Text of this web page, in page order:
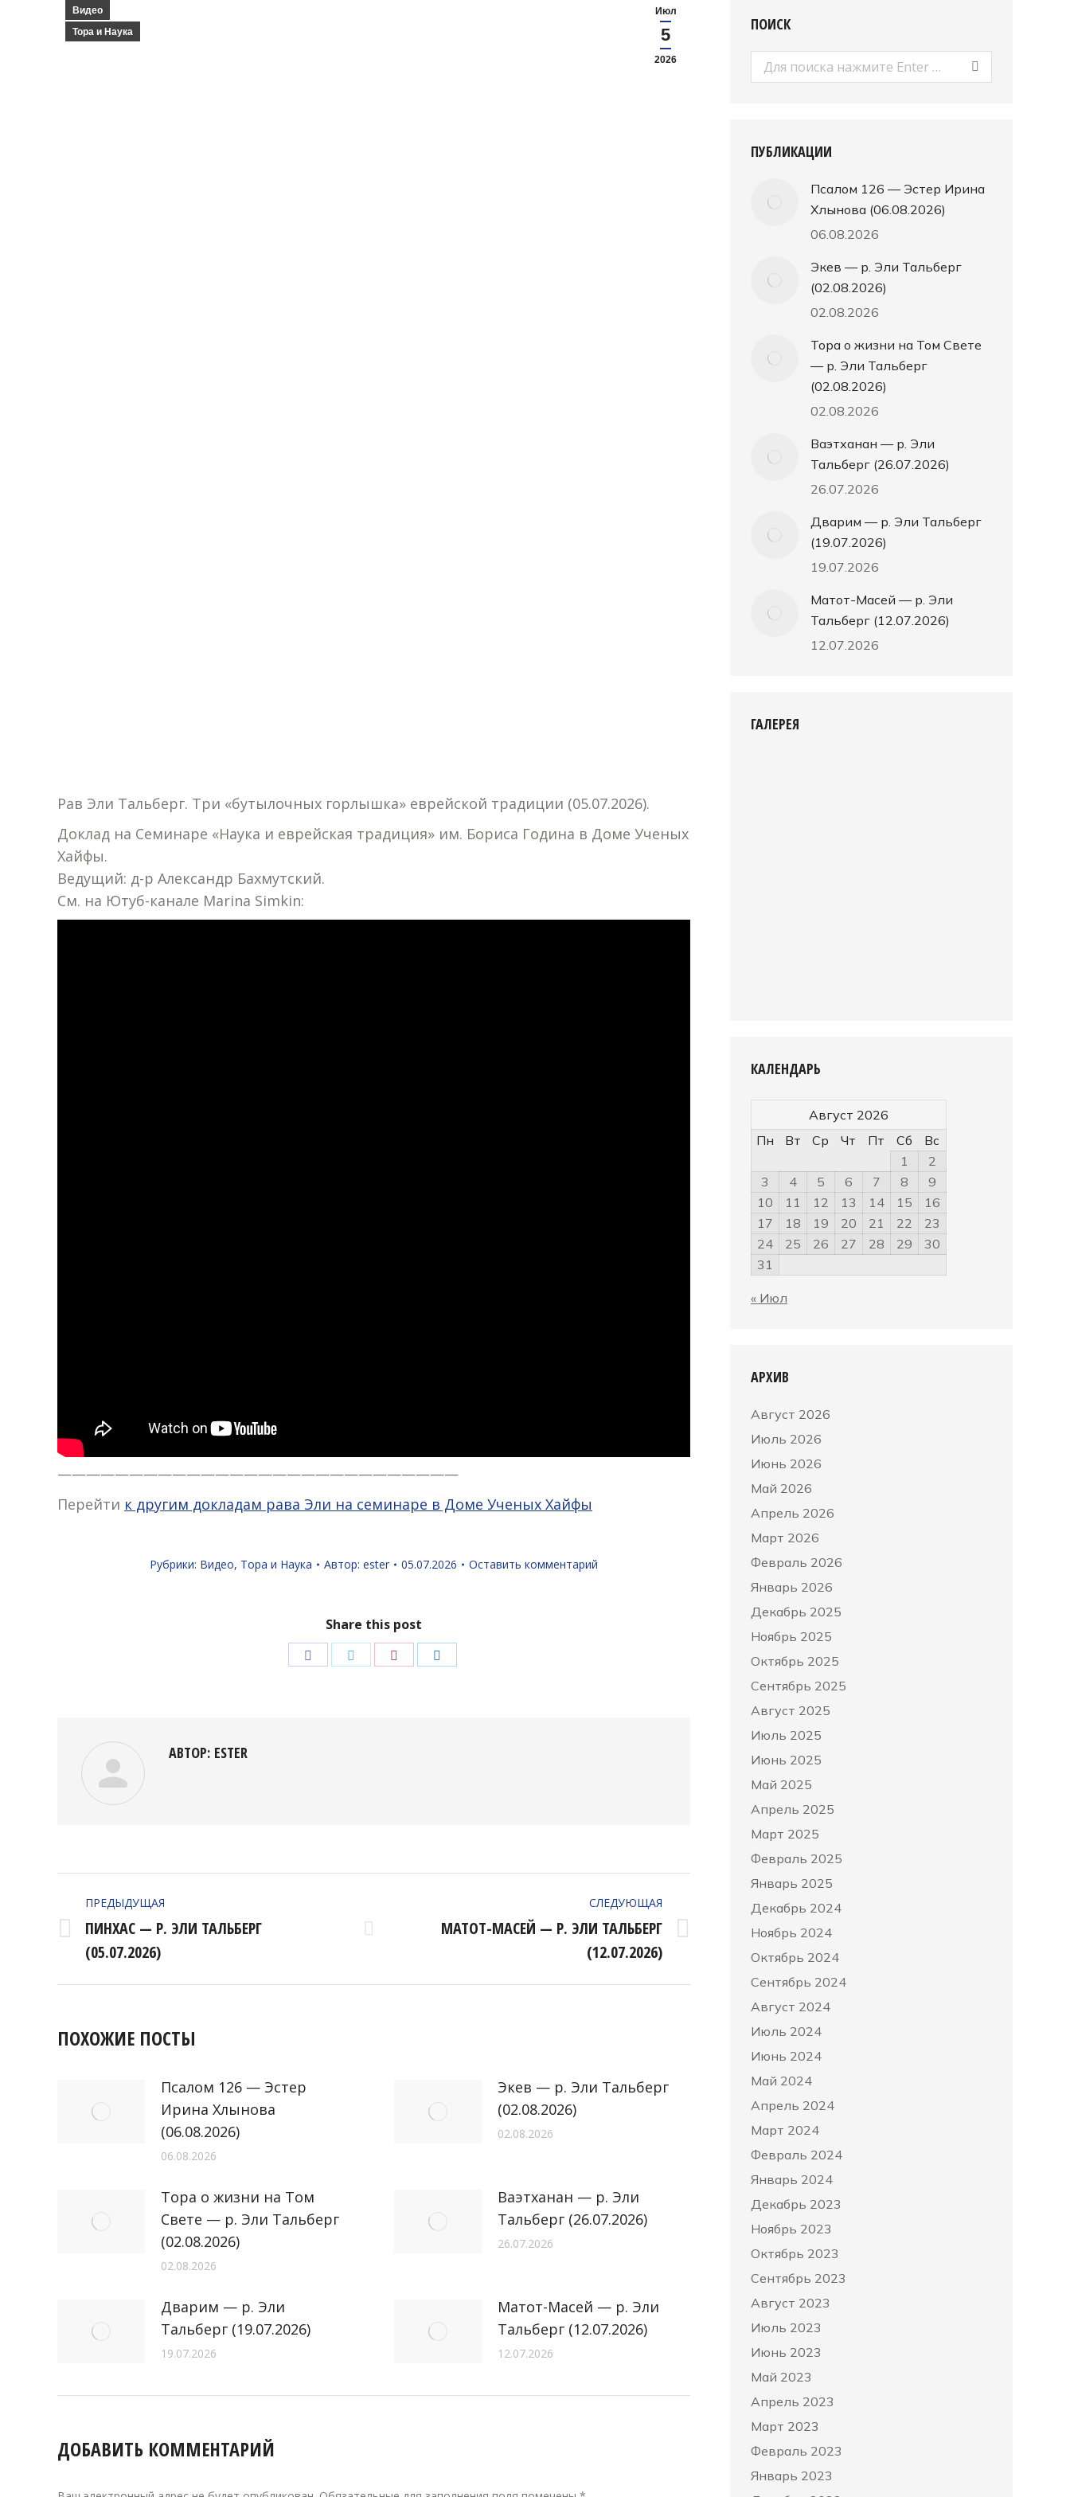
Июл
5
2026
Видео
Тора и Наука
Рав Эли Тальберг. Три «бутылочных горлышка» еврейской традиции (05.07.2026).
Доклад на Семинаре «Наука и еврейская традиция» им. Бориса Година в Доме Ученых
Хайфы.
Ведущий: д-р Александр Бахмутский.
См. на Ютуб-канале Marina Simkin:
————————————————————————————
Перейти к другим докладам рава Эли на семинаре в Доме Ученых Хайфы
Рубрики: Видео, Тора и Наука Автор: ester 05.07.2026 Оставить комментарий
Share this post
ПоделитьсяПоделитьсяПоделиться
АВТОР: ESTER
ПО
ЗАПИСЯМ
ПРЕДЫДУЩАЯ
Предыдущая
запись:
ПИНХАС — Р. ЭЛИ ТАЛЬБЕРГ
(05.07.2026)
СЛЕДУЮЩАЯ
Следующая
МАТОТ-МАСЕЙ — Р. ЭЛИ ТАЛЬБЕРГ
(12.07.2026)
ПОХОЖИЕ ПОСТЫ
Псалом 126 — Эстер
Ирина Хлынова
(06.08.2026)
06.08.2026
Экев — р. Эли Тальберг
(02.08.2026)
02.08.2026
Тора о жизни на Том
Свете — р. Эли Тальберг
(02.08.2026)
02.08.2026
Ваэтханан — р. Эли
Тальберг (26.07.2026)
26.07.2026
Дварим — р. Эли
Тальберг (19.07.2026)
19.07.2026
Матот-Масей — р. Эли
Тальберг (12.07.2026)
12.07.2026
ДОБАВИТЬ КОММЕНТАРИЙ
ПОИСК
Поиск:
ПУБЛИКАЦИИ
Псалом 126 — Эстер Ирина
Хлынова (06.08.2026)
06.08.2026
Экев — р. Эли Тальберг
(02.08.2026)
02.08.2026
Тора о жизни на Том Свете
— р. Эли Тальберг
(02.08.2026)
02.08.2026
Ваэтханан — р. Эли
Тальберг (26.07.2026)
26.07.2026
Дварим — р. Эли Тальберг
(19.07.2026)
19.07.2026
Матот-Масей — р. Эли
Тальберг (12.07.2026)
12.07.2026
ГАЛЕРЕЯ
КАЛЕНДАРЬ
Август 2026
Пн
Вт Ср Чт Пт Сб
Вс
1
2
3
4 5 6 7 8
9
10
11 12 13 14 15
16
17
18 19 20 21 22
23
24
25 26 27 28 29
30
31
« Июл
АРХИВ
Август 2026
Июль 2026
Июнь 2026
Май 2026
Апрель 2026
Март 2026
Февраль 2026
Январь 2026
Декабрь 2025
Ноябрь 2025
Октябрь 2025
Сентябрь 2025
Август 2025
Июль 2025
Июнь 2025
Май 2025
Апрель 2025
Март 2025
Февраль 2025
Январь 2025
Декабрь 2024
Ноябрь 2024
Октябрь 2024
Сентябрь 2024
Август 2024
Июль 2024
Июнь 2024
Май 2024
Апрель 2024
Март 2024
Февраль 2024
Январь 2024
Декабрь 2023
Ноябрь 2023
Октябрь 2023
Сентябрь 2023
Август 2023
Июль 2023
Июнь 2023
Май 2023
Апрель 2023
Март 2023
Февраль 2023
Январь 2023